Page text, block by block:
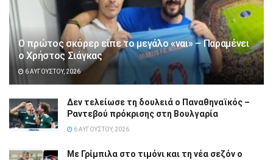
Ο πρώτος σκόρερ είπε το μεγάλο «ναι» – Παραμένει
ο Χρήστος Σιάγκας
6 ΑΥΓΟΎΣΤΟΥ, 2026
Δεν τελείωσε τη δουλειά ο Παναθηναϊκός –
Ραντεβού πρόκρισης στη Βουλγαρία
6 ΑΥΓΟΎΣΤΟΥ, 2026
Με Γρίμπιλα στο τιμόνι και τη νέα σεζόν ο